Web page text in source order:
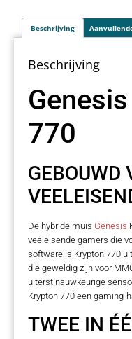
Beschrijving
Beschrijving
770
GEBOUWD
De hybride muis Genesis
veeleisende gamers die
software is Krypton 770
die geweldig zijn voor
uiterst nauwkeurige
Krypton 770 een gaming-
TWEE IN